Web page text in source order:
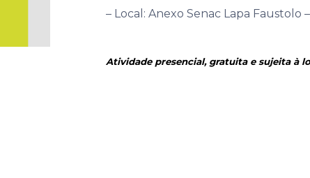
– Local: Anexo Senac Lapa Faustolo
Atividade presencial, gratuita e sujeita à